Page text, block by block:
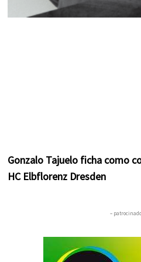
Gonzalo Tajuelo ficha como
HC Elbflorenz Dresden
–